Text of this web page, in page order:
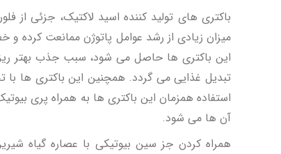
باکتری­ های تولید کننده اسید لاکتیک، جزئی از
این باکتری ها حاصل می شود، سبب جذب بهتر
تبدیل غذایی می گردد. همچنین این باکتری­ ها
آن ها می شود.
همراه کردن جز سین بیوتیکی با عصاره گیاه